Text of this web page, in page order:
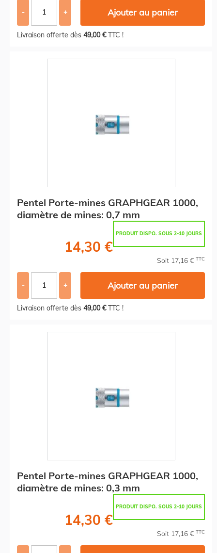
- + Ajouter au panier
Livraison offerte dès 49,00 €TTC !
Pentel Porte-mines GRAPHGEAR 1000,
diamètre de mines: 0,7 mm
PRODUIT DISPO. SOUS 2-10 JOURS
14,30 €
Soit 17,16 € TTC
- + Ajouter au panier
Livraison offerte dès 49,00 €TTC !
Pentel Porte-mines GRAPHGEAR 1000,
diamètre de mines: 0,3 mm
PRODUIT DISPO. SOUS 2-10 JOURS
14,30 €
Soit 17,16 € TTC